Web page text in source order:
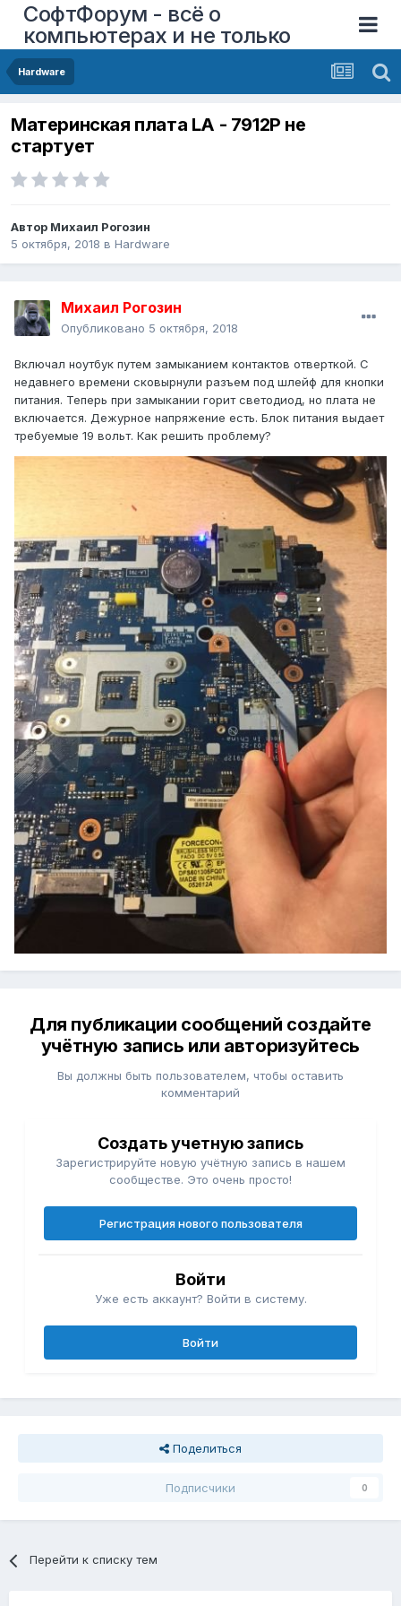
СофтФорум - всё о
компьютерах и не только
Hardware
Материнская плата LA - 7912P не
стартует
Автор Михаил Рогозин
5 октября, 2018 в Hardware
Михаил Рогозин
Опубликовано 5 октября, 2018
Включал ноутбук путем замыканием контактов отверткой. С
недавнего времени сковырнули разъем под шлейф для кнопки
питания. Теперь при замыкании горит светодиод, но плата не
включается. Дежурное напряжение есть. Блок питания выдает
требуемые 19 вольт. Как решить проблему?
Для публикации сообщений создайте
учётную запись или авторизуйтесь
Вы должны быть пользователем, чтобы оставить
комментарий
Создать учетную запись
Зарегистрируйте новую учётную запись в нашем
сообществе. Это очень просто!
Регистрация нового пользователя
Войти
Уже есть аккаунт? Войти в систему.
Войти
Поделиться
Подписчики 0
Перейти к списку тем